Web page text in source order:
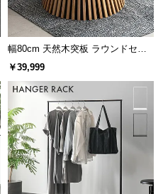
幅80cm 天然木突板 ラウンドセン
ターテーブル 美しい格子デザイン
￥39,999